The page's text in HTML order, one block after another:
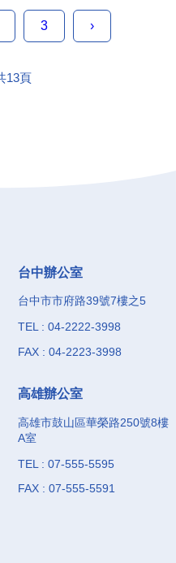
3 ›
13頁
台中辦公室
台中市市府路39號7樓之5
TEL : 04-2222-3998
FAX : 04-2223-3998
高雄辦公室
高雄市鼓山區華榮路250號8樓
A室
TEL : 07-555-5595
FAX : 07-555-5591